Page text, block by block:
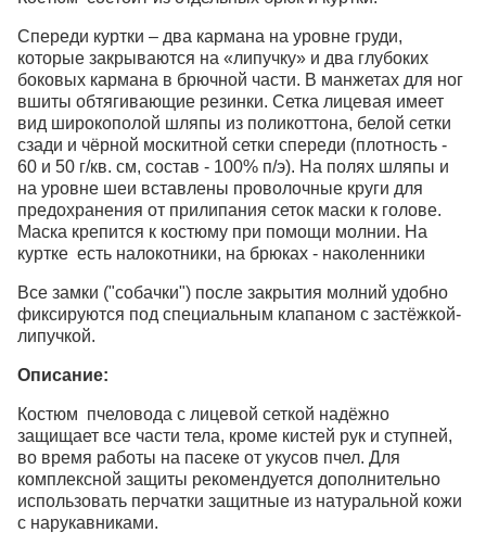
Спереди куртки – два кармана на уровне груди,
которые закрываются на «липучку» и два глубоких
боковых кармана в брючной части. В манжетах для ног
вшиты обтягивающие резинки. Сетка лицевая имеет
вид широкополой шляпы из поликоттона, белой сетки
сзади и чёрной москитной сетки спереди (плотность -
60 и 50 г/кв. см, состав - 100% п/э). На полях шляпы и
на уровне шеи вставлены проволочные круги для
предохранения от прилипания сеток маски к голове.
Маска крепится к костюму при помощи молнии. На
куртке есть налокотники, на брюках - наколенники
Все замки ("собачки") после закрытия молний удобно
фиксируются под специальным клапаном с застёжкой-
липучкой.
Описание:
Костюм пчеловода с лицевой сеткой надёжно
защищает все части тела, кроме кистей рук и ступней,
во время работы на пасеке от укусов пчел. Для
комплексной защиты рекомендуется дополнительно
использовать перчатки защитные из натуральной кожи
с нарукавниками.